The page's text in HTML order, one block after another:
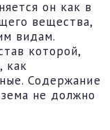
он как в
вещества,
видам.
которой,
как
Содержание
не должно